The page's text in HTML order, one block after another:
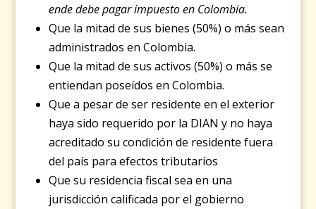
ende debe pagar impuesto en Colombia.
Que la mitad de sus bienes (50%) o más sean
administrados en Colombia.
Que la mitad de sus activos (50%) o más se
entiendan poseídos en Colombia.
Que a pesar de ser residente en el exterior
haya sido requerido por la DIAN y no haya
acreditado su condición de residente fuera
del país para efectos tributarios
Que su residencia fiscal sea en una
jurisdicción calificada por el gobierno